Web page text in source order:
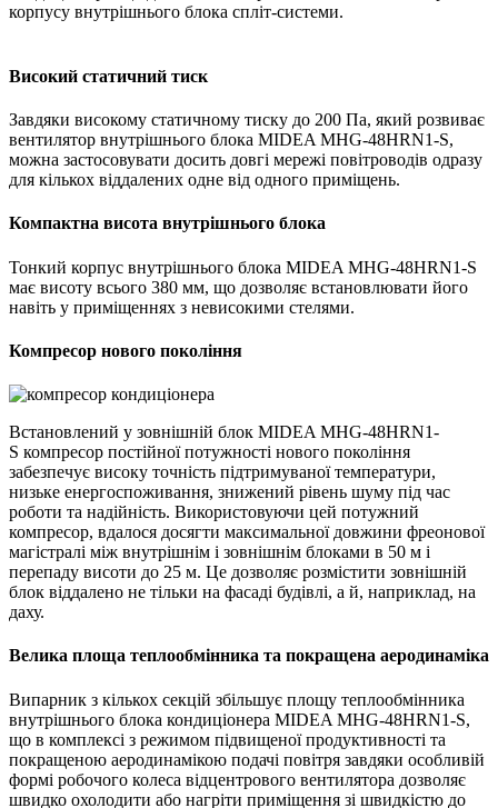
корпусу внутрішнього блока спліт-системи.
Високий статичний тиск
Завдяки високому статичному тиску до 200 Па, який розвиває
вентилятор внутрішнього блока MIDEA MHG-48HRN1-S,
можна застосовувати досить довгі мережі повітроводів одразу
для кількох віддалених одне від одного приміщень.
Компактна висота внутрішнього блока
Тонкий корпус внутрішнього блока MIDEA MHG-48HRN1-S
має висоту всього 380 мм, що дозволяє встановлювати його
навіть у приміщеннях з невисокими стелями.
Компресор нового покоління
Встановлений у зовнішній блок MIDEA MHG-48HRN1-
S компресор постійної потужності нового покоління
забезпечує високу точність підтримуваної температури,
низьке енергоспоживання, знижений рівень шуму під час
роботи та надійність. Використовуючи цей потужний
компресор, вдалося досягти максимальної довжини фреонової
магістралі між внутрішнім і зовнішнім блоками в 50 м і
перепаду висоти до 25 м. Це дозволяє розмістити зовнішній
блок віддалено не тільки на фасаді будівлі, а й, наприклад, на
даху.
Велика площа теплообмінника та покращена аеродинаміка
Випарник з кількох секцій збільшує площу теплообмінника
внутрішнього блока кондиціонера MIDEA MHG-48HRN1-S,
що в комплексі з режимом підвищеної продуктивності та
покращеною аеродинамікою подачі повітря завдяки особливій
формі робочого колеса відцентрового вентилятора дозволяє
швидко охолодити або нагріти приміщення зі швидкістю до